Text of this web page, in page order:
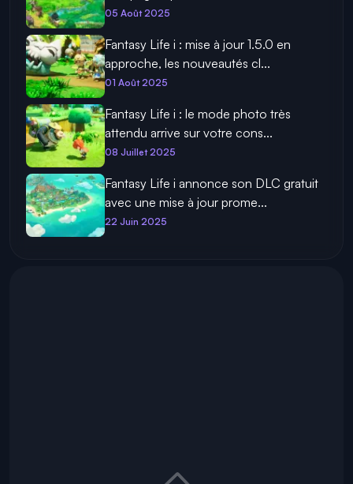
05 Août 2025
Fantasy Life i : mise à jour 1.5.0 en
approche, les nouveautés cl...
01 Août 2025
Fantasy Life i : le mode photo très
attendu arrive sur votre cons...
08 Juillet 2025
Fantasy Life i annonce son DLC gratuit
avec une mise à jour prome...
22 Juin 2025